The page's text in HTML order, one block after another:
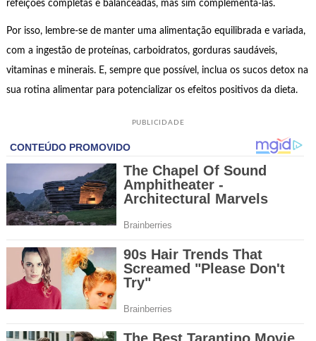
refeições completas e balanceadas, mas sim complementá-las.
Por isso, lembre-se de manter uma alimentação equilibrada e variada,
com a ingestão de proteínas, carboidratos, gorduras saudáveis,
vitaminas e minerais. E, sempre que possível, inclua os sucos detox na
sua rotina alimentar para potencializar os efeitos positivos da dieta.
PUBLICIDADE